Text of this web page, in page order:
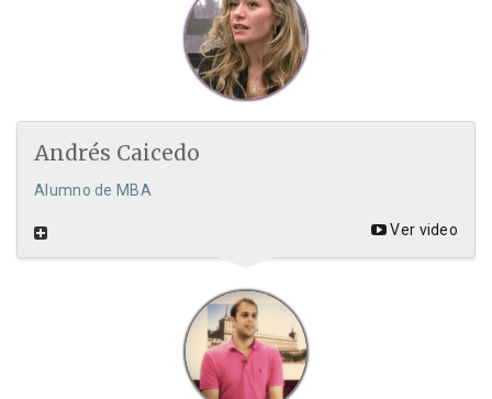
Andrés Caicedo
Alumno de MBA
Ver video